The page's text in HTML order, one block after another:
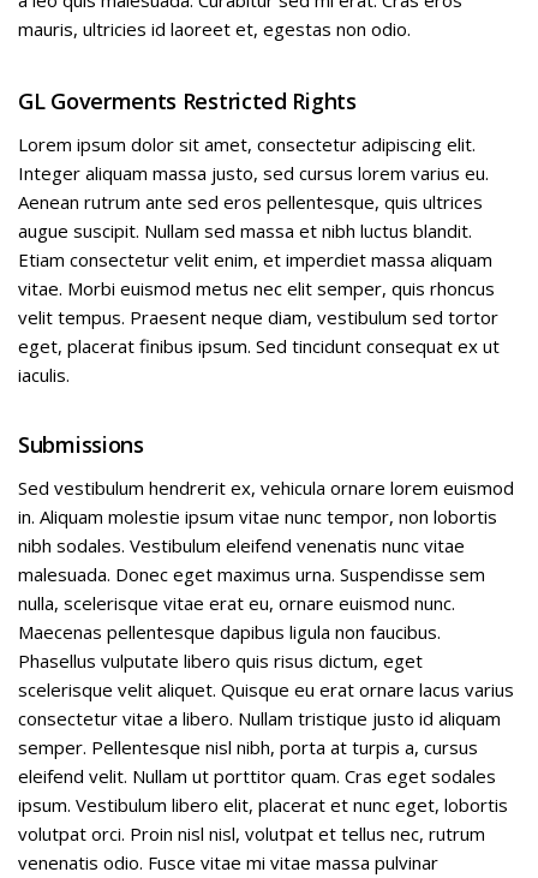
mauris, ultricies id laoreet et, egestas non odio.
GL Goverments Restricted Rights
Lorem ipsum dolor sit amet, consectetur adipiscing elit.
Integer aliquam massa justo, sed cursus lorem varius eu.
Aenean rutrum ante sed eros pellentesque, quis ultrices
augue suscipit. Nullam sed massa et nibh luctus blandit.
Etiam consectetur velit enim, et imperdiet massa aliquam
vitae. Morbi euismod metus nec elit semper, quis rhoncus
velit tempus. Praesent neque diam, vestibulum sed tortor
eget, placerat finibus ipsum. Sed tincidunt consequat ex ut
iaculis.
Submissions
Sed vestibulum hendrerit ex, vehicula ornare lorem euismod
in. Aliquam molestie ipsum vitae nunc tempor, non lobortis
nibh sodales. Vestibulum eleifend venenatis nunc vitae
malesuada. Donec eget maximus urna. Suspendisse sem
nulla, scelerisque vitae erat eu, ornare euismod nunc.
Maecenas pellentesque dapibus ligula non faucibus.
Phasellus vulputate libero quis risus dictum, eget
scelerisque velit aliquet. Quisque eu erat ornare lacus varius
consectetur vitae a libero. Nullam tristique justo id aliquam
semper. Pellentesque nisl nibh, porta at turpis a, cursus
eleifend velit. Nullam ut porttitor quam. Cras eget sodales
ipsum. Vestibulum libero elit, placerat et nunc eget, lobortis
volutpat orci. Proin nisl nisl, volutpat et tellus nec, rutrum
venenatis odio. Fusce vitae mi vitae massa pulvinar